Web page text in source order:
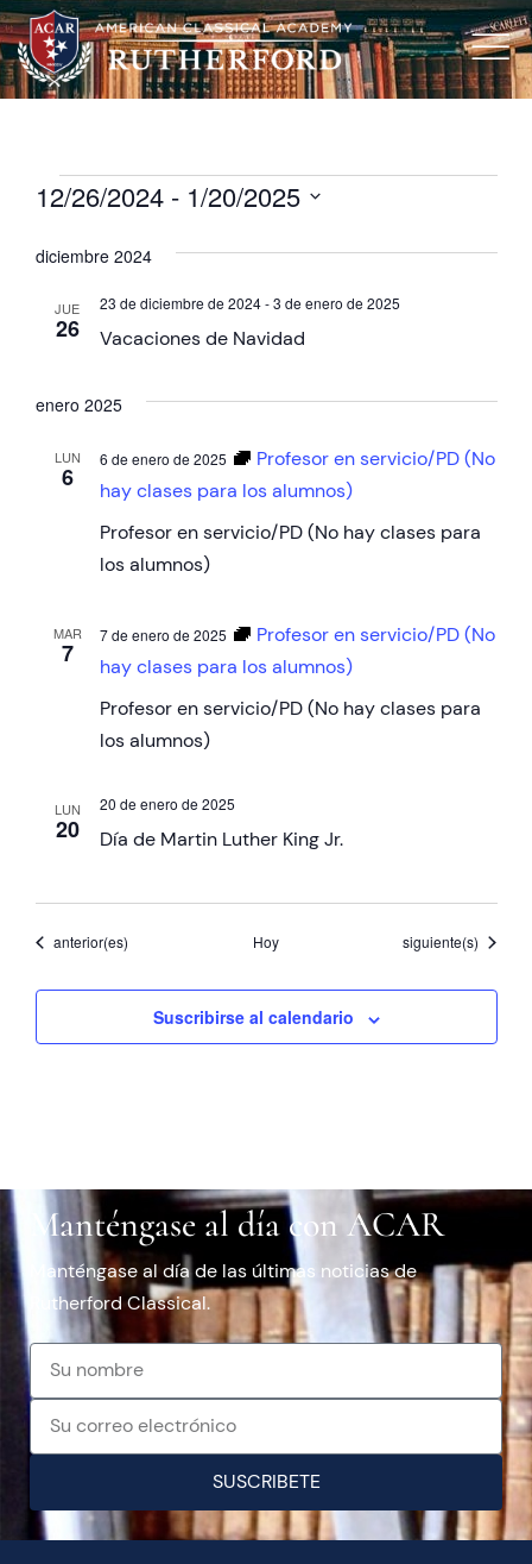
12/26/2024 - 1/20/2025
diciembre 2024
JUE
26 Vacaciones de Navidad
23 de diciembre de 2024-3 de enero de 2025
enero 2025
LUN
6
Profesor en servicio/PD (No hay clases para
los alumnos)
6 de enero de 2025
Profesor en servicio/PD (No
hay clases para los alumnos)
MAR
7
Profesor en servicio/PD (No hay clases para
los alumnos)
7 de enero de 2025
Profesor en servicio/PD (No
hay clases para los alumnos)
LUN
20 Día de Martin Luther King Jr.
20 de enero de 2025
Eventos
anterior(es) Hoy Eventos
siguiente(s)
Suscribirse al calendario
Manténgase al día con ACAR
Manténgase al día de las últimas noticias de
Rutherford Classical.
SUSCRIBETE